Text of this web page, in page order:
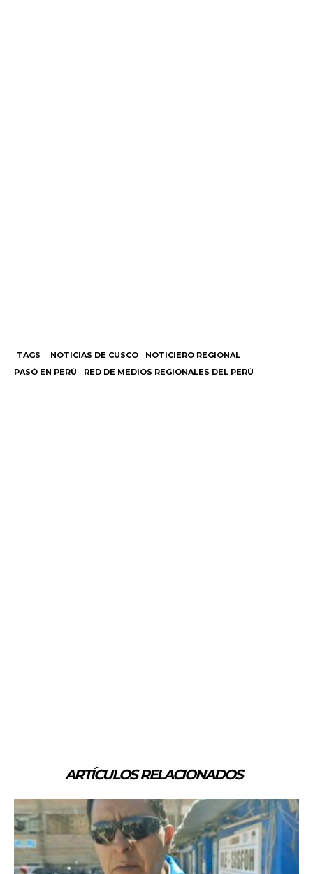
TAGS NOTICIAS DE CUSCO
NOTICIERO REGIONAL
PASÓ EN PERÚ
RED DE MEDIOS REGIONALES DEL PERÚ
ARTÍCULOS RELACIONADOS